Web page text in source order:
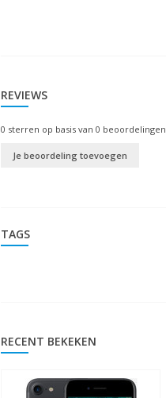
REVIEWS
0 sterren op basis van 0 beoordelingen
Je beoordeling toevoegen
TAGS
RECENT BEKEKEN